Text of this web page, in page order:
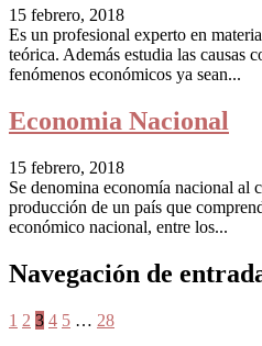
15 febrero, 2018
Es un profesional experto en
teórica. Además estudia las causas
fenómenos económicos ya sean...
Economia Nacional
15 febrero, 2018
Se denomina economía nacional al
producción de un país que
económico nacional, entre los...
Navegación de
1 2 3 4 5 … 28